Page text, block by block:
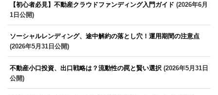
【初心者必見】不動産クラウドファンディング入門ガイド (2026年6月
1日公開)
ソーシャルレンディング、途中解約の落とし穴！運用期間の注意点
(2026年5月31日公開)
不動産小口投資、出口戦略は？流動性の罠と賢い選択 (2026年5月31日
公開)